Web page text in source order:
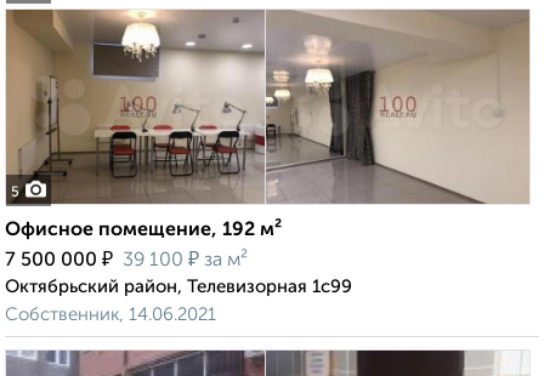
5
Офисное помещение, 192 м²
7 500 000 ₽ 39 100 ₽ за м²
Октябрьский район, Телевизорная 1с99
Собственник, 14.06.2021